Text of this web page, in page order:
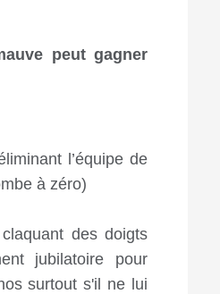
peut gagner
l’équipe de
à zéro)
des doigts
jubilatoire pour
surtout s'il ne lui